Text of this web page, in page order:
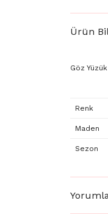
Ürün
Göz Yüzük
Renk
Maden
Sezon